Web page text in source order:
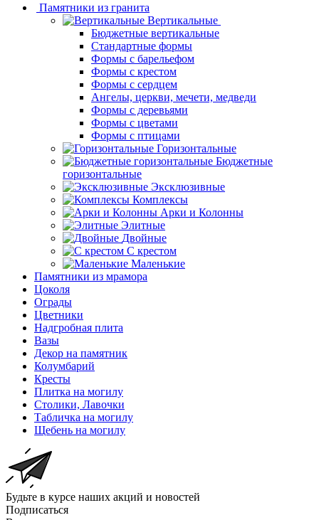
Памятники из гранита
Вертикальные
Бюджетные вертикальные
Стандартные формы
Формы с барельефом
Формы с крестом
Формы с сердцем
Ангелы, церкви, мечети, медведи
Формы с деревьями
Формы с цветами
Формы с птицами
Горизонтальные
Бюджетные
горизонтальные
Эксклюзивные
Комплексы
Арки и Колонны
Элитные
Двойные
С крестом
Маленькие
Памятники из мрамора
Цоколя
Ограды
Цветники
Надгробная плита
Вазы
Декор на памятник
Колумбарий
Кресты
Плитка на могилу
Столики, Лавочки
Табличка на могилу
Щебень на могилу
Будьте в курсе наших акций и новостей
Подписаться